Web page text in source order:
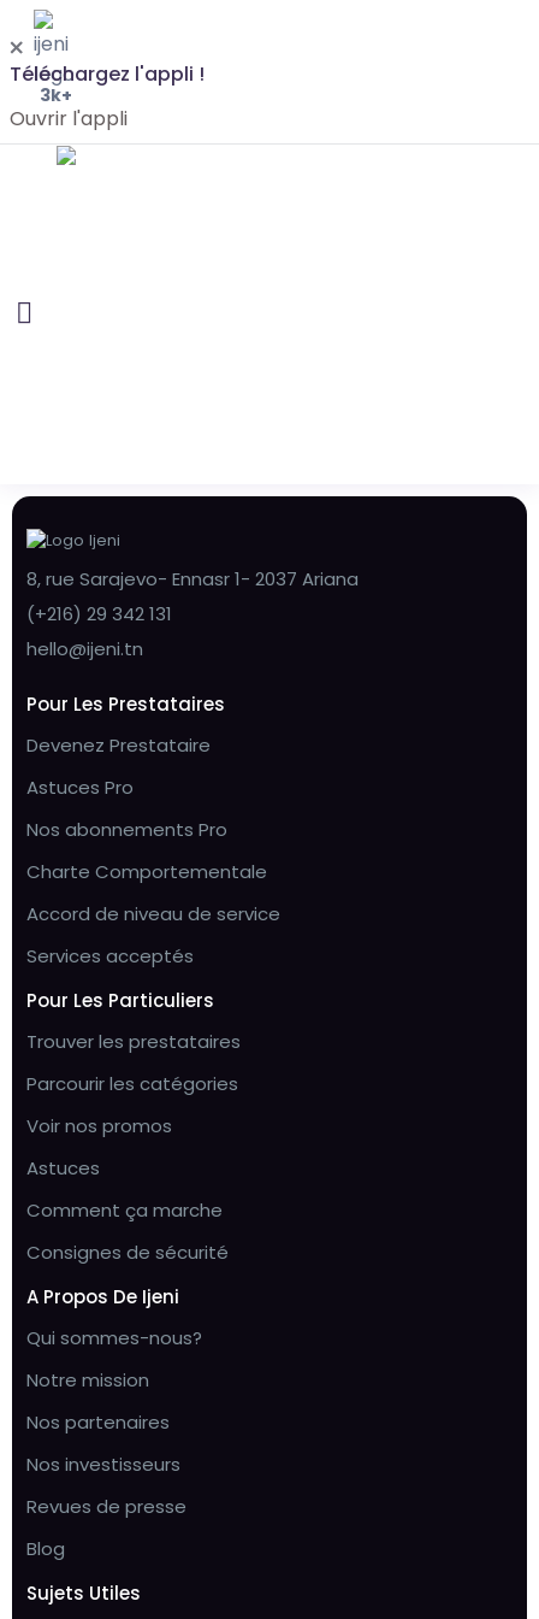
Téléchargez l'appli !
3k+
Ouvrir l'appli
8, rue Sarajevo- Ennasr 1- 2037 Ariana
(+216) 29 342 131
hello@ijeni.tn
Pour Les Prestataires
Devenez Prestataire
Astuces Pro
Nos abonnements Pro
Charte Comportementale
Accord de niveau de service
Services acceptés
Pour Les Particuliers
Trouver les prestataires
Parcourir les catégories
Voir nos promos
Astuces
Comment ça marche
Consignes de sécurité
A Propos De Ijeni
Qui sommes-nous?
Notre mission
Nos partenaires
Nos investisseurs
Revues de presse
Blog
Sujets Utiles